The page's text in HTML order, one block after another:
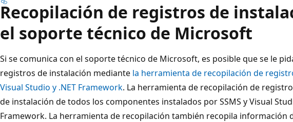
Recopilación de registros de
el soporte técnico de Microsoft
Si se comunica con el soporte técnico de Microsoft, es posible que se le
registros de instalación mediante la herramienta de recopilación de
Visual Studio y .NET Framework. La herramienta de recopilación de
de instalación de todos los componentes instalados por SSMS y Visual
Framework. La herramienta de recopilación también recopila información